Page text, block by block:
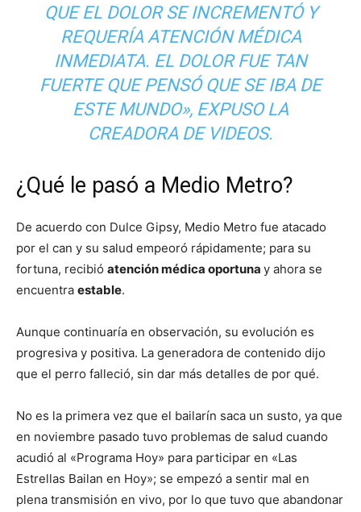
QUE EL DOLOR SE INCREMENTÓ Y
REQUERÍA ATENCIÓN MÉDICA
INMEDIATA. EL DOLOR FUE TAN
FUERTE QUE PENSÓ QUE SE IBA DE
ESTE MUNDO», EXPUSO LA
CREADORA DE VIDEOS.
¿Qué le pasó a Medio Metro?
De acuerdo con Dulce Gipsy, Medio Metro fue atacado
por el can y su salud empeoró rápidamente; para su
fortuna, recibió atención médica oportuna y ahora se
encuentra estable.
Aunque continuaría en observación, su evolución es
progresiva y positiva. La generadora de contenido dijo
que el perro falleció, sin dar más detalles de por qué.
No es la primera vez que el bailarín saca un susto, ya que
en noviembre pasado tuvo problemas de salud cuando
acudió al «Programa Hoy» para participar en «Las
Estrellas Bailan en Hoy»; se empezó a sentir mal en
plena transmisión en vivo, por lo que tuvo que abandonar